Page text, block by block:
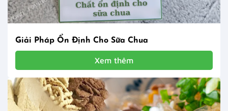
Giải Pháp Ổn Định Cho Sữa Chua